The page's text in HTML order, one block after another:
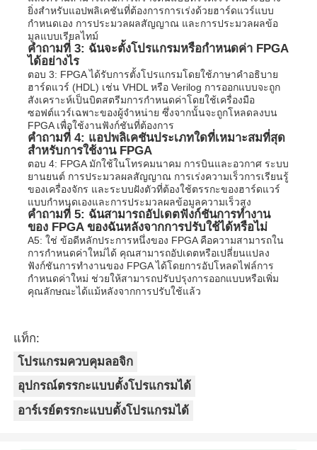
ยิ่งสำหรับแอปพลิเคชันที่ต้องการการเร่งด้วยฮาร์ดแวร์แบบ
กำหนดเอง การประมวลผลสัญญาณ และการประมวลผลข้อ
มูลแบบเรียลไทม์
คำถามที่ 3: ฉันจะตั้งโปรแกรมหรือกำหนดค่า FPGA
ได้อย่างไร
ตอบ 3: FPGA ได้รับการตั้งโปรแกรมโดยใช้ภาษาคำอธิบาย
ฮาร์ดแวร์ (HDL) เช่น VHDL หรือ Verilog การออกแบบจะถูก
สังเคราะห์เป็นบิตสตรีมการกำหนดค่าโดยใช้เครื่องมือ
ซอฟต์แวร์เฉพาะของผู้จำหน่าย ซึ่งจากนั้นจะถูกโหลดลงบน
FPGA เพื่อใช้งานฟังก์ชันที่ต้องการ
คำถามที่ 4: แอปพลิเคชันประเภทใดที่เหมาะสมที่สุด
สำหรับการใช้งาน FPGA
ตอบ 4: FPGA มักใช้ในโทรคมนาคม การบินและอวกาศ ระบบ
ยานยนต์ การประมวลผลสัญญาณ การเร่งความเร็วการเรียนรู้
ของเครื่องจักร และระบบฝังตัวที่ต้องใช้ตรรกะของฮาร์ดแวร์
แบบกำหนดเองและการประมวลผลข้อมูลความเร็วสูง
คำถามที่ 5: ฉันสามารถอัปเดตฟังก์ชันการทำงาน
ของ FPGA ของฉันหลังจากการปรับใช้ได้หรือไม่
A5: ใช่ ข้อดีหลักประการหนึ่งของ FPGA คือความสามารถใน
การกำหนดค่าใหม่ได้ คุณสามารถอัปเดตหรือเปลี่ยนแปลง
ฟังก์ชันการทำงานของ FPGA ได้โดยการอัปโหลดไฟล์การ
กำหนดค่าใหม่ ช่วยให้สามารถปรับปรุงการออกแบบหรือเพิ่ม
คุณลักษณะได้แม้หลังจากการปรับใช้แล้ว
แท็ก:
โปรแกรมควบคุมลอจิก
อุปกรณ์ตรรกะแบบตั้งโปรแกรมได้
อาร์เรย์ตรรกะแบบตั้งโปรแกรมได้